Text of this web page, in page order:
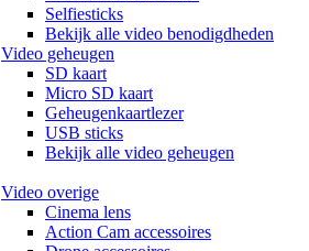
Selfiesticks
Bekijk alle video benodigdheden
Video geheugen
SD kaart
Micro SD kaart
Geheugenkaartlezer
USB sticks
Bekijk alle video geheugen
Video overige
Cinema lens
Action Cam accessoires